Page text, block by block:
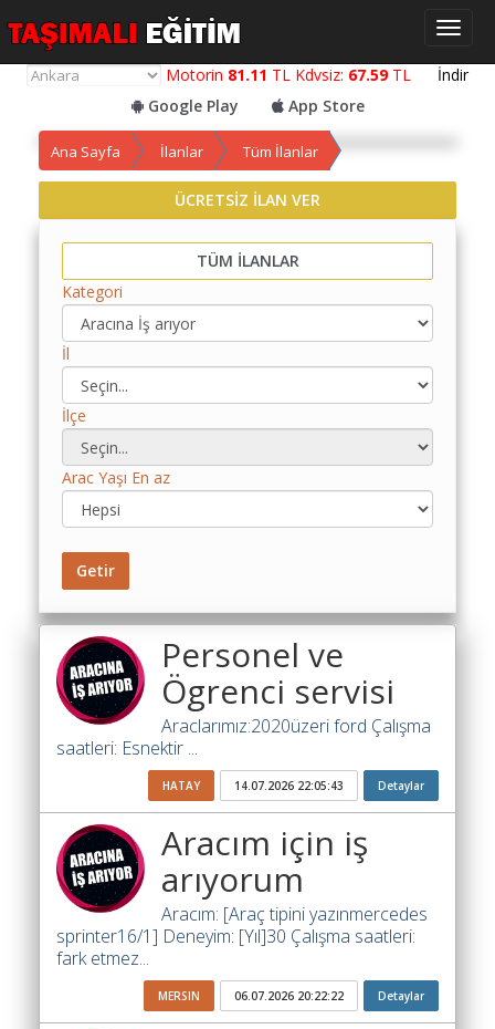
Motorin 81.11 TL Kdvsiz: 67.59TL İndir
Google Play
App Store
Yol
Maliyet
Yemek
Maliyet
Hesaplama
Kredili
Maliyet
Hesaplama
Maliyet
Hesaplama
Şartname
Karşılaştırma
Robotu
Masaüstü
Maliyet
Sınır
Değer
Hesaplama
Akaryakıt
Fiyatları
Ana Sayfa İlanlar Tüm İlanlar
ÜCRETSİZ İLAN VER
TÜM İLANLAR
Kategori
İl
İlçe
Arac Yaşı En az
Getir
Personel ve
Ögrenci servisi
Araclarımız:2020üzeri ford Çalışma
saatleri: Esnektir ...
HATAY 14.07.2026 22:05:43 Detaylar
Aracım için iş
arıyorum
Aracım: [Araç tipini yazınmercedes
sprinter16/1] Deneyim: [Yıl]30 Çalışma saatleri:
fark etmez...
MERSIN 06.07.2026 20:22:22 Detaylar